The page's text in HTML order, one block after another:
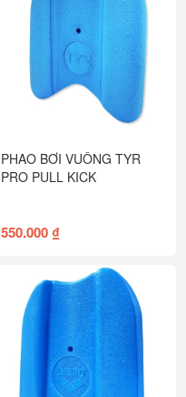
PHAO BƠI VUÔNG TYR
PRO PULL KICK
550.000 ₫